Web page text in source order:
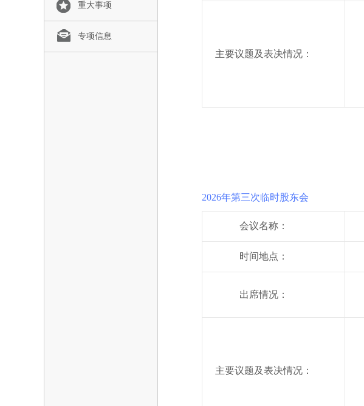
重大事项
专项信息
主要议题及表决情况：
2026年第三次临时股东会
会议名称：
时间地点：
出席情况：
主要议题及表决情况：